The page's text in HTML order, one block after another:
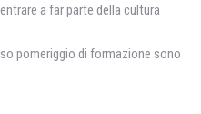
a far parte della cultura
pomeriggio di formazione sono